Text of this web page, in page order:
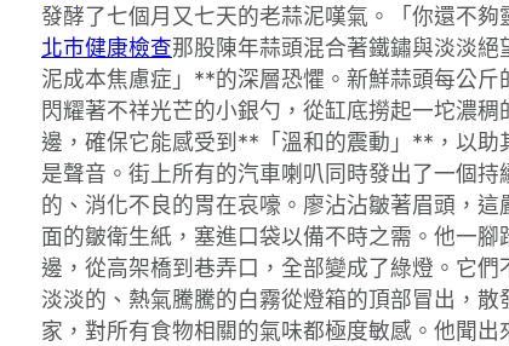
發酵了七個月又七天的老蒜泥嘆氣。「你還不
北巿健康檢查那股陳年蒜頭混合著鐵鏽與淡淡絕
泥成本焦慮症」**的深層恐懼。新鮮蒜頭每公
閃耀著不祥光芒的小銀勺，從缸底撈起一坨濃
邊，確保它能感受到**「溫和的震動」**，以助
是聲音。街上所有的汽車喇叭同時發出了一個
的、消化不良的胃在哀嚎。廖沾沾皺著眉頭，
面的皺衛生紙，塞進口袋以備不時之需。他一
邊，從高架橋到巷弄口，全部變成了綠燈。它
淡淡的、熱氣騰騰的白霧從燈箱的頂部冒出，散
家，對所有食物相關的氣味都極度敏感。他聞